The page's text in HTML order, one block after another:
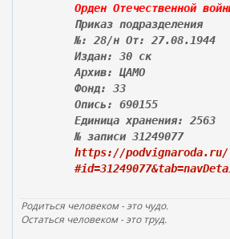
Орден Отечественной
Приказ подразделения
№: 28/н От: 27.08.1944
Издан: 30 ск
Архив: ЦАМО
Фонд: 33
Опись: 690155
Единица хранения: 2563
№ записи 31249077
https://podvignaroda.ru/
Родиться человеком - это чудо.
Остаться человеком - это труд.